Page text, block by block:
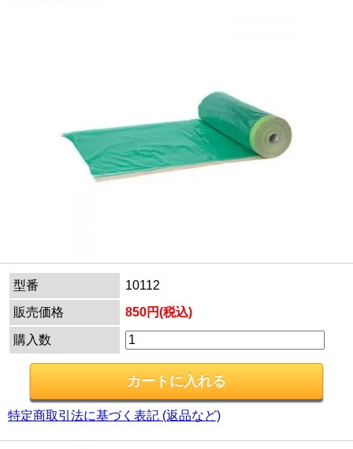
型番
10112
販売価格
850円(税込)
購入数
特定商取引法に基づく表記 (返品など)